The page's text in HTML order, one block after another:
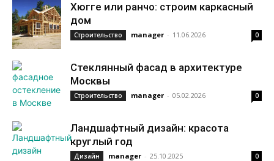
Хюгге или ранчо: строим каркасный
дом
Строительство manager - 11.06.2026 0
Стеклянный фасад в архитектуре
Москвы
Строительство manager - 05.02.2026 0
Ландшафтный дизайн: красота
круглый год
Дизайн manager - 25.10.2025 0